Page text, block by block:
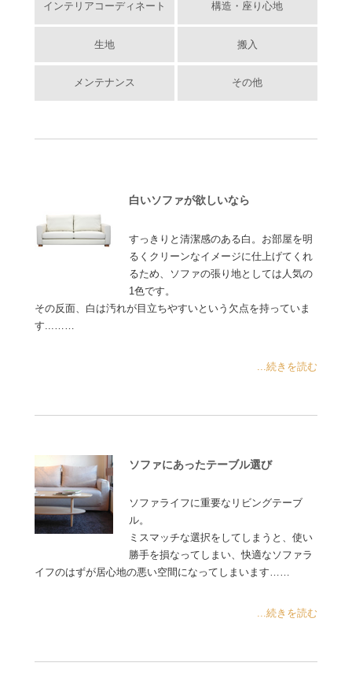
インテリアコーディネート 構造・座り心地
生地 搬入
メンテナンス その他
白いソファが欲しいなら
すっきりと清潔感のある白。お部屋を明
るくクリーンなイメージに仕上げてくれ
るため、ソファの張り地としては人気の
1色です。
その反面、白は汚れが目立ちやすいという欠点を持っていま
す...……
...続きを読む
ソファにあったテーブル選び
ソファライフに重要なリビングテーブ
ル。
ミスマッチな選択をしてしまうと、使い
勝手を損なってしまい、快適なソファラ
イフのはずが居心地の悪い空間になってしまいます……
...続きを読む